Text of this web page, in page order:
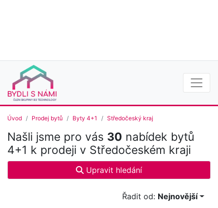
Úvod Prodej bytů Byty 4+1 Středočeský kraj
Našli jsme pro vás 30 nabídek bytů
4+1 k prodeji v Středočeském kraji
Upravit hledání
Řadit od: Nejnovější